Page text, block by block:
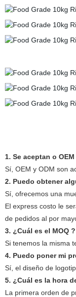
1. Se aceptan o OEM
Sí, OEM y ODM son
2. Puedo obtener
Sí, ofrecemos una
El express costo le
de pedidos al por
3. ¿Cuál es el MOQ ?
Si tenemos la misma
4. Puedo poner mi
Sí, el diseño de
5. ¿Cuál es la hora
La primera orden de